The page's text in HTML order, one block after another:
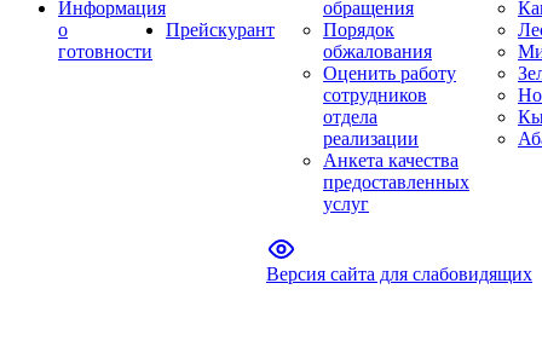
Информация
о
готовности
Прейскурант
обращения
Порядок
обжалования
Оценить работу
сотрудников
отдела
реализации
Анкета качества
предоставленных
услуг
Версия сайта для слабовидящих